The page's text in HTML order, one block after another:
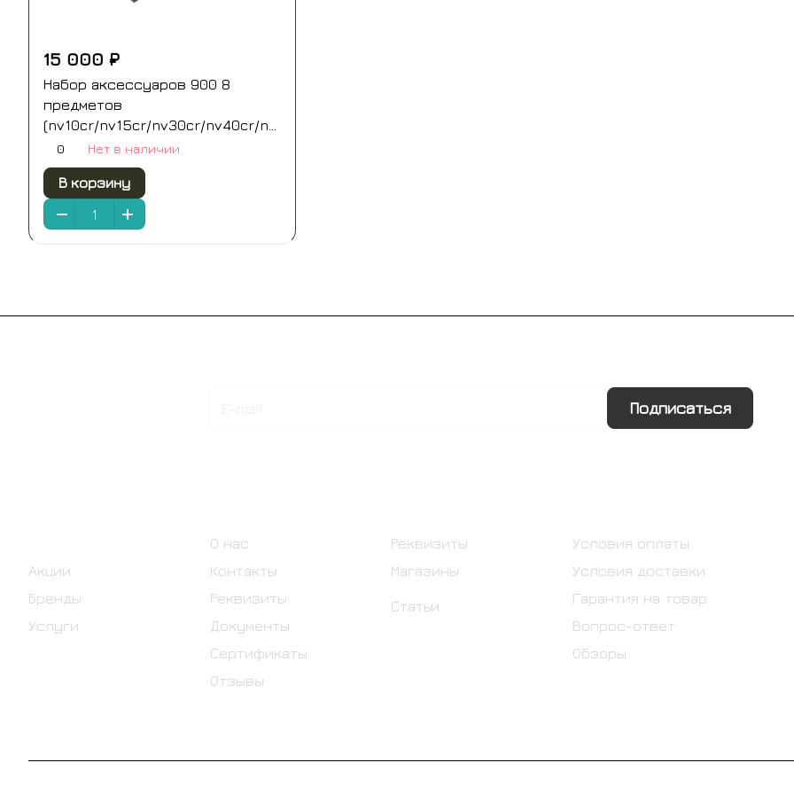
15 000 ₽
Набор аксессуаров 900 8
предметов
(nv10cr/nv15cr/nv30cr/nv40cr/nv44cr)
900 cr хром remer
0 Нет в наличии
В корзину
Подписаться
Акции
Бренды
Услуги
О нас
Контакты
Реквизиты
Документы
Сертификаты
Отзывы
Реквизиты
Магазины
Статьи
Условия оплаты
Условия доставки
Гарантия на товар
Вопрос-ответ
Обзоры